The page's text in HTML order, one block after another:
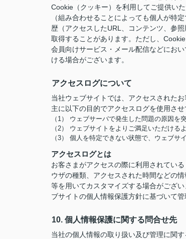
Cookie（クッキー）を利用してご提供い
（組み合わせることによっても個人が特
歴（アクセスしたURL、コンテンツ、参
取得することがあります。ただし、
会員向けサービス・メール配信などにお
ける場合がございます。
アクセスログについて
当社ウェブサイトでは、アクセスされた
主に以下の目的でアクセスログを使用させ
（1） ウェブサーバで発生した問題の原因を
（2） ウェブサイトをよりご満足いただける
（3） 個人を特定できない状態で、ウェブサ
アクセスログとは
お客さまがアクセスの際に利用されてい
ウザの種類、アクセスされた時間などの
等を用いてカスタマイズする場合がござ
ブサイトの個人情報保護方針に基づいて管
10. 個人情報保護に関する問合せ先
当社の個人情報の取り扱い及び管理に関